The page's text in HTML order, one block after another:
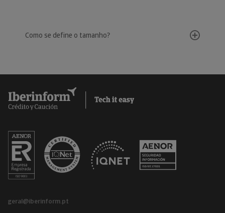
Como se define o tamanho?
geral@iberinform.pt